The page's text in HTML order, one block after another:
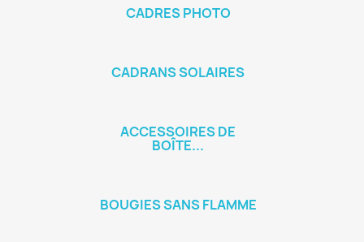
CADRES PHOTO
CADRANS SOLAIRES
ACCESSOIRES DE
BOÎTE...
BOUGIES SANS FLAMME